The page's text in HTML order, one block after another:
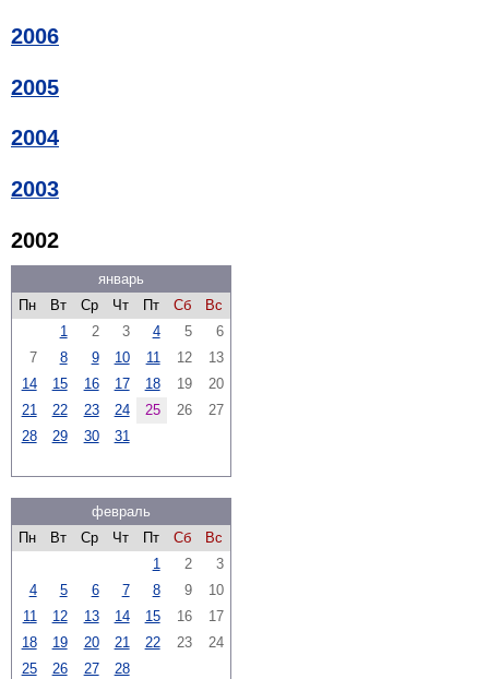
2006
2005
2004
2003
2002
январь
Пн
Вт Ср Чт Пт Сб
Вс
1
2 3 4 5
6
7
8 9 10 11 12
13
14
15 16 17 18 19
20
21
22 23 24 25 26
27
28
29 30 31
февраль
Пн
Вт Ср Чт Пт Сб
Вс
1
2
3
4
5 6 7 8 9
10
11
12 13 14 15 16
17
18
19 20 21 22 23
24
25
26 27 28